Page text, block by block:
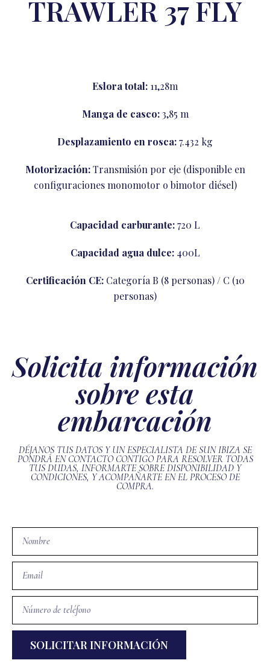
TRAWLER 37 FLY
Eslora total: 11,28m
Manga de casco:3,85 m
Desplazamiento en rosca:7.432 kg
Motorización:Transmisión por eje (disponible en
configuraciones monomotor o bimotor diésel)
Capacidad carburante:720 L
Capacidad agua dulce:400L
Certificación CE:Categoría B (8 personas) / C (10
personas)
Solicita información
sobre esta
embarcación
DÉJANOS TUS DATOS Y UN ESPECIALISTA DE SUN IBIZA SE
PONDRÁ EN CONTACTO CONTIGO PARA RESOLVER TODAS
TUS DUDAS, INFORMARTE SOBRE DISPONIBILIDAD Y
CONDICIONES, Y ACOMPAÑARTE EN EL PROCESO DE
COMPRA.
SOLICITAR INFORMACIÓN